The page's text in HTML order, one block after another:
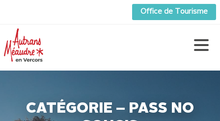
Office de Tourisme
CATÉGORIE – PASS NO